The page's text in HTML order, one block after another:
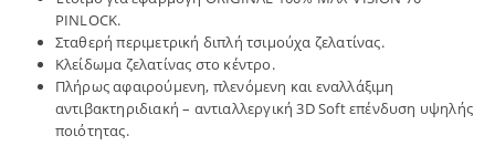
PINLOCK.
Σταθερή περιμετρική διπλή τσιμούχα ζελατίνας.
Κλείδωμα ζελατίνας στο κέντρο.
Πλήρως αφαιρούμενη, πλενόμενη και εναλλάξιμη
αντιβακτηριδιακή – αντιαλλεργική 3D Soft επένδυση υψηλής
ποιότητας.